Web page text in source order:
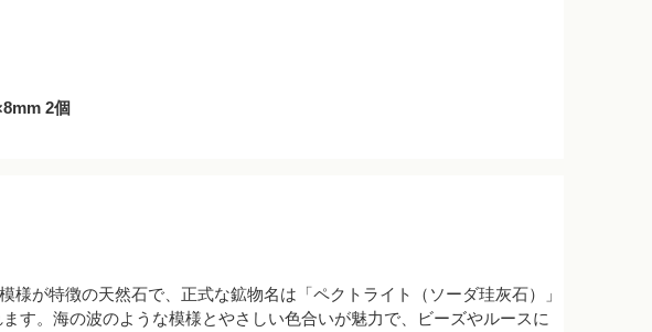
2個
様が特徴の天然石で、正式な鉱物名は「ペクトライト（ソーダ珪灰石）」
す。海の波のような模様とやさしい色合いが魅力で、ビーズやルースに